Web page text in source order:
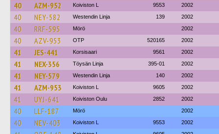
40 AZM-952 Koiviston L 9553 2002
40 NEY-582 Westendin Linja 139 2002
40 RRF-595 Mörö 2002
40 AZV-953 OTP 520165 2002
41 JES-441 Korsisaari 9561 2002
41 NEX-356 Töysän Linja 395-01 2002
41 NEY-579 Westendin Linja 140 2002
41 AZM-953 Koiviston L 9605 2002
41 UYJ-641 Koiviston Oulu 2852 2002
40 LLF-187 Mörö 2002
40 NEV-403 Koiviston L 9553 2002